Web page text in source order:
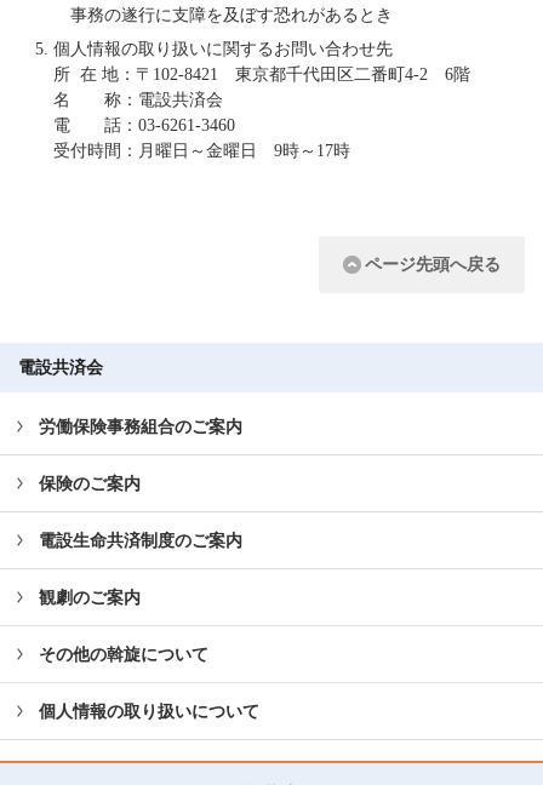
事務の遂行に支障を及ぼす恐れがあるとき
個人情報の取り扱いに関するお問い合わせ先
所 在 地：〒102-8421 東京都千代田区二番町4-2 6階
名 称：電設共済会
電 話：03-6261-3460
受付時間：月曜日～金曜日 9時～17時
ページ先頭へ戻る
電設共済会
労働保険事務組合のご案内
保険のご案内
電設生命共済制度のご案内
観劇のご案内
その他の斡旋について
個人情報の取り扱いについて